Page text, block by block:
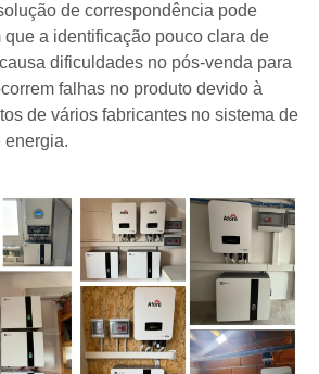
de correspondência pode
a identificação pouco clara de
dificuldades no pós-venda para
falhas no produto devido à
de vários fabricantes no sistema de
energia.